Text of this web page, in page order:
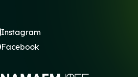
Instagram
Facebook